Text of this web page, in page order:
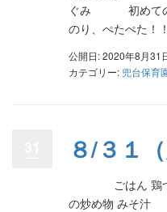
ぐみ 初
のり、ぺたぺた
公開日: 2020年8月31
カテゴリー: 兜台保育
８/３１（
ごはん 鶏つく
の炒め物 みそ汁